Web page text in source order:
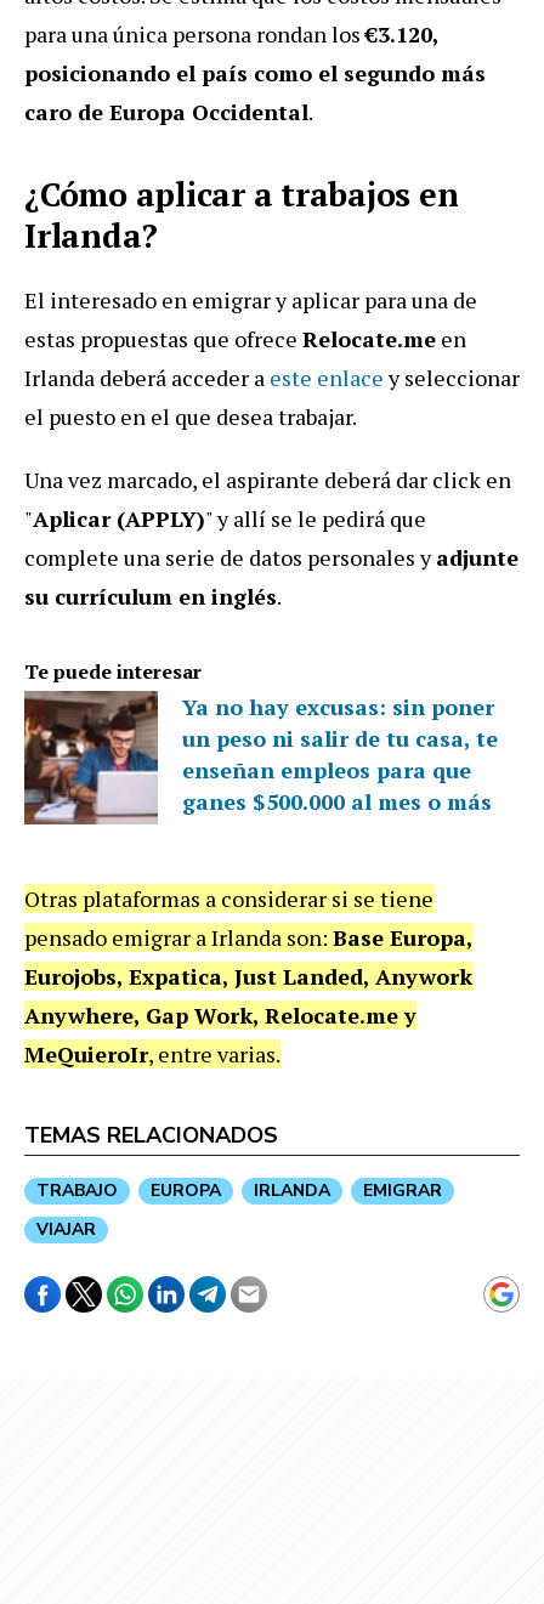
para una única persona rondan los€3.120,
posicionando el país como el segundo más
caro de Europa Occidental.
¿Cómo aplicar a trabajos en
Irlanda?
El interesado en emigrar y aplicar para una de
estas propuestas que ofrece Relocate.me en
Irlanda deberá acceder a este enlacey seleccionar
el puesto en el que desea trabajar.
Una vez marcado, el aspirante deberá dar click en
"Aplicar (APPLY)" y allí se le pedirá que
complete una serie de datos personales yadjunte
su currículum en inglés.
Te puede interesar
Ya no hay excusas: sin poner
un peso ni salir de tu casa, te
enseñan empleos para que
ganes $500.000 al mes o más
Otras plataformas a considerar si se tiene
pensado emigrar a Irlanda son: Base Europa,
Eurojobs, Expatica, Just Landed, Anywork
Anywhere, Gap Work, Relocate.me y
MeQuieroIr, entre varias.
TEMAS RELACIONADOS
TRABAJO EUROPA IRLANDA
EMIGRAR
VIAJAR